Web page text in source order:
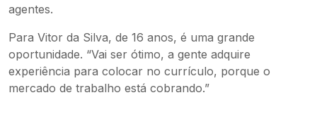
agentes.
Para Vitor da Silva, de 16 anos, é uma grande
oportunidade. “Vai ser ótimo, a gente adquire
experiência para colocar no currículo, porque o
mercado de trabalho está cobrando.”